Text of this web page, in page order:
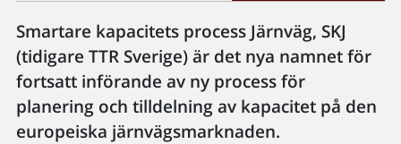
Smartare kapacitets process Järnväg, SKJ
(tidigare TTR Sverige) är det nya namnet för
fortsatt införande av ny process för
planering och tilldelning av kapacitet på den
europeiska järnvägsmarknaden.